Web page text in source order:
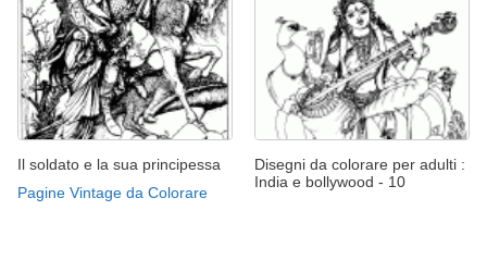
Il soldato e la sua principessa
Pagine Vintage da Colorare
Disegni da colorare per adulti :
India e bollywood - 10